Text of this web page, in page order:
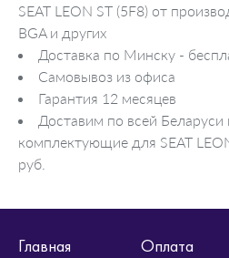
SEAT LEON ST (5F8) от
BGA и других
Доставка по Минску -
Самовывоз из офиса
Гарантия 12 месяцев
Доставим по всей
комплектующие для SEAT
руб.
Главная Оплата